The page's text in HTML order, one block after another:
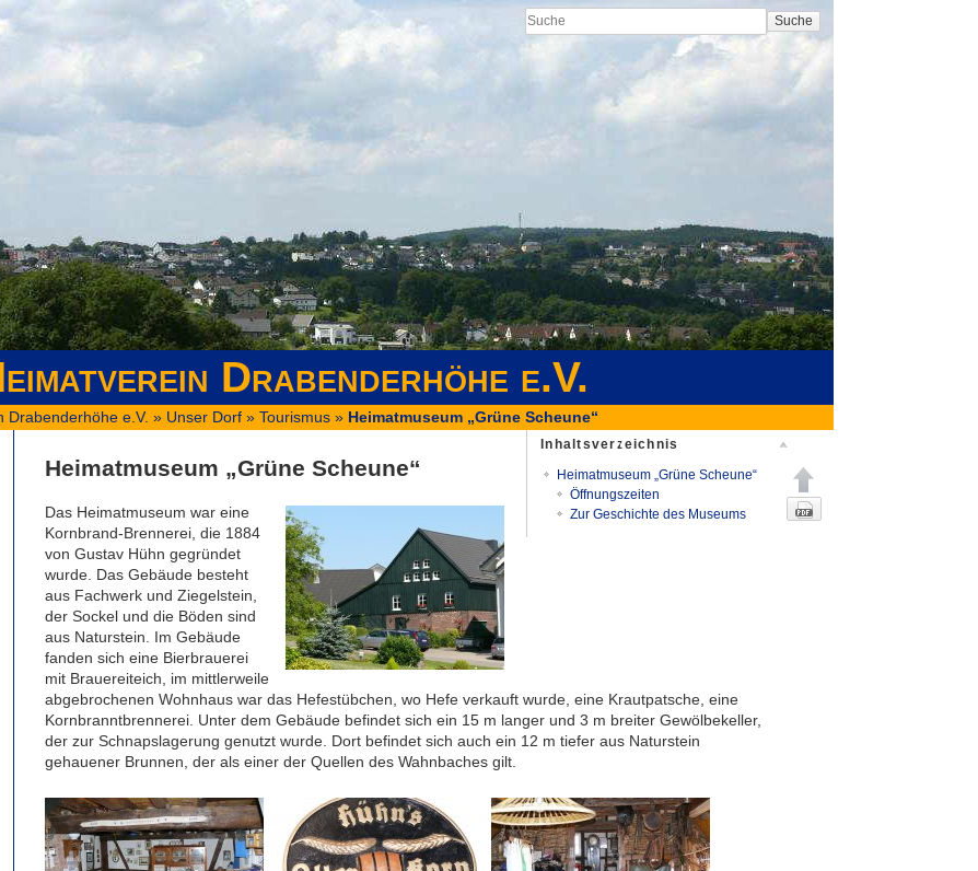
Drabenderhöhe e.V.
Suche
Drabenderhöhe e.V. » Unser Dorf » Tourismus » Heimatmuseum „Grüne Scheune“
Inhaltsverzeichnis
Heimatmuseum „Grüne Scheune“
Öffnungszeiten
Zur Geschichte des Museums
Heimatmuseum „Grüne Scheune“
Das Heimatmuseum war eine
Kornbrand-Brennerei, die 1884
von Gustav Hühn gegründet
wurde. Das Gebäude besteht
aus Fachwerk und Ziegelstein,
der Sockel und die Böden sind
aus Naturstein. Im Gebäude
fanden sich eine Bierbrauerei
mit Brauereiteich, im mittlerweile
abgebrochenen Wohnhaus war das Hefestübchen, wo Hefe verkauft wurde, eine Krautpatsche, eine
Kornbranntbrennerei. Unter dem Gebäude befindet sich ein 15 m langer und 3 m breiter Gewölbekeller,
der zur Schnapslagerung genutzt wurde. Dort befindet sich auch ein 12 m tiefer aus Naturstein
gehauener Brunnen, der als einer der Quellen des Wahnbaches gilt.